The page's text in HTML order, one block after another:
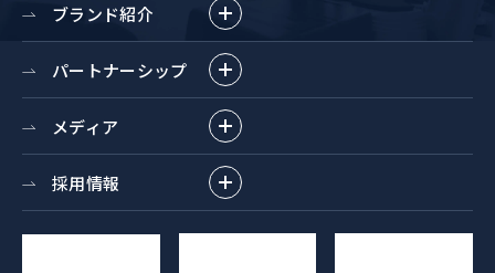
ブランド紹介
パートナーシップ
メディア
採用情報